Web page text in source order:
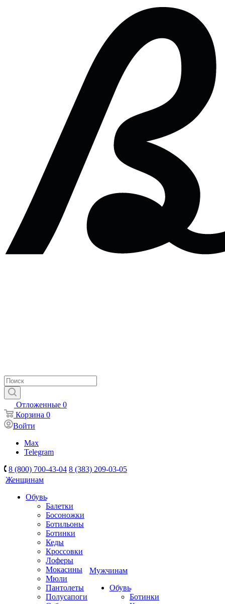
Отложенные 0
Корзина 0
Войти
Max
Telegram
8 (800) 700-43-04 8 (383) 209-03-05
Женщинам
Обувь
Балетки
Босоножки
Ботильоны
Ботинки
Кеды
Кроссовки
Лоферы
Мокасины
Мюли
Пантолеты
Полусапоги
Мужчинам
Обувь
Ботинки